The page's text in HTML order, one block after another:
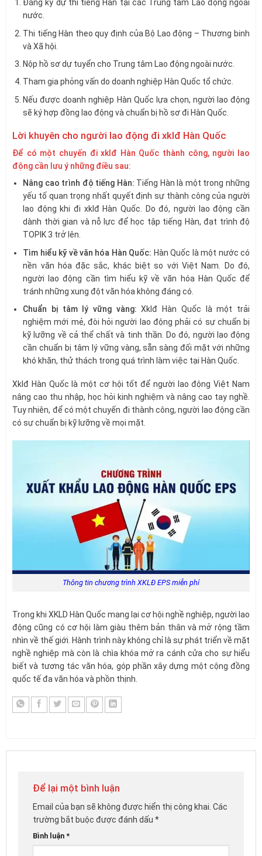
Đăng ký dự thi tiếng Hàn tại các Trung tâm Lao động ngoài
nước.
Thi tiếng Hàn theo quy định của Bộ Lao động – Thương binh
và Xã hội.
Nộp hồ sơ dự tuyển cho Trung tâm Lao động ngoài nước.
Tham gia phỏng vấn do doanh nghiệp Hàn Quốc tổ chức.
Nếu được doanh nghiệp Hàn Quốc lựa chọn, người lao động
sẽ ký hợp đồng lao động và chuẩn bị hồ sơ đi Hàn Quốc.
Lời khuyên cho người lao động đi xklđ Hàn Quốc
Để có một chuyến đi xklđ Hàn Quốc thành công, người lao
động cần lưu ý những điều sau:
Nâng cao trình độ tiếng Hàn: Tiếng Hàn là một trong những
yếu tố quan trọng nhất quyết định sự thành công của người
lao động khi đi xklđ Hàn Quốc. Do đó, người lao động cần
dành thời gian và nỗ lực để học tập tiếng Hàn, đạt trình độ
TOPIK 3 trở lên.
Tìm hiểu kỹ về văn hóa Hàn Quốc: Hàn Quốc là một nước có
nền văn hóa đặc sắc, khác biệt so với Việt Nam. Do đó,
người lao động cần tìm hiểu kỹ về văn hóa Hàn Quốc để
tránh những xung đột văn hóa không đáng có.
Chuẩn bị tâm lý vững vàng: Xklđ Hàn Quốc là một trải
nghiệm mới mẻ, đòi hỏi người lao động phải có sự chuẩn bị
kỹ lưỡng về cả thể chất và tinh thần. Do đó, người lao động
cần chuẩn bị tâm lý vững vàng, sẵn sàng đối mặt với những
khó khăn, thử thách trong quá trình làm việc tại Hàn Quốc.
Xklđ Hàn Quốc là một cơ hội tốt để người lao động Việt Nam
nâng cao thu nhập, học hỏi kinh nghiệm và nâng cao tay nghề.
Tuy nhiên, để có một chuyến đi thành công, người lao động cần
có sự chuẩn bị kỹ lưỡng về mọi mặt.
Thông tin chương trình XKLĐ EPS miễn phí
Trong khi XKLD Hàn Quốc mang lại cơ hội nghề nghiệp, người lao
động cũng có cơ hội làm giàu thêm bản thân và mở rộng tầm
nhìn về thế giới. Hành trình này không chỉ là sự phát triển về mặt
nghề nghiệp mà còn là chìa khóa mở ra cánh cửa cho sự hiểu
biết và tương tác văn hóa, góp phần xây dựng một cộng đồng
quốc tế đa văn hóa và phồn thịnh.
Để lại một bình luận
Email của bạn sẽ không được hiển thị công khai. Các
trường bắt buộc được đánh dấu *
Bình luận *